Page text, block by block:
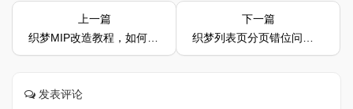
上一篇
织梦MIP改造教程，如何快速通过MIP效验
下一篇
织梦列表页分页错位问题解决教程
发表评论